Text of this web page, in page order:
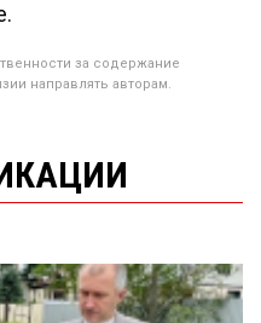
за содержание
направлять авторам.